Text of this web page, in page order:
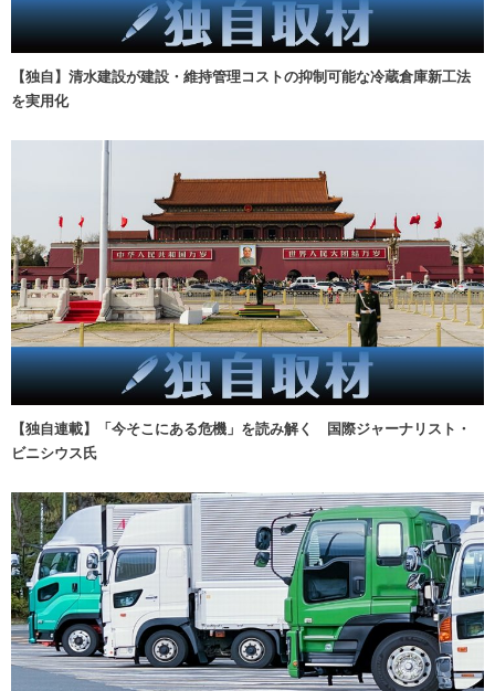
【独自】清水建設が建設・維持管理コストの抑制可能な冷蔵倉庫新工法
を実用化
【独自連載】「今そこにある危機」を読み解く 国際ジャーナリスト・
ビニシウス氏